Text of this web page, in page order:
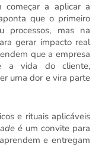
começar a aplicar a
que o primeiro
processos, mas na
gerar impacto real
que a empresa
a vida do cliente,
uma dor e vira parte
e rituais aplicáveis
é um convite para
e entregam